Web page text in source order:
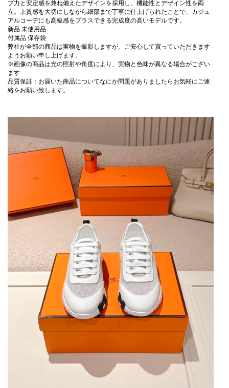
プ力と安定感を兼ね備えたデザインを採用し、機能性とデザイン性を両
立。上質感を大切にしながら細部まで丁寧に仕上げられたことで、カジュ
アルコーデにも高級感をプラスできる完成度の高いモデルです。
新品 未使用品
付属品 保存袋
弊社が全部の商品は実物を撮影しますが、ご安心して買っていただきます
ようお願い申し上げます。
※画像の商品は光の照射や角度により、実物と色味が異なる場合がござい
ます
品質保証：お届いた商品についてなにか問題がありましたらお気軽にご連
絡をお願い致します。